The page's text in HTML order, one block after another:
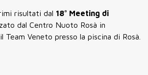
risultati dal 18° Meeting di
dal Centro Nuoto Rosà in
Team Veneto presso la piscina di Rosà.